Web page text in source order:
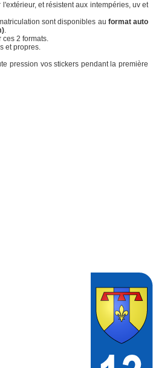
et résistent aux intempéries, uv et
sont disponibles au format auto
.
ces 2 formats.
et propres.
pression vos stickers pendant la première